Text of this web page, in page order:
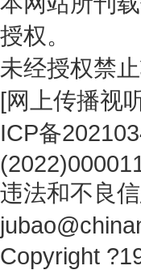
授权。
未经授权禁
[网上传播视
ICP备
违法和不良
Copyright